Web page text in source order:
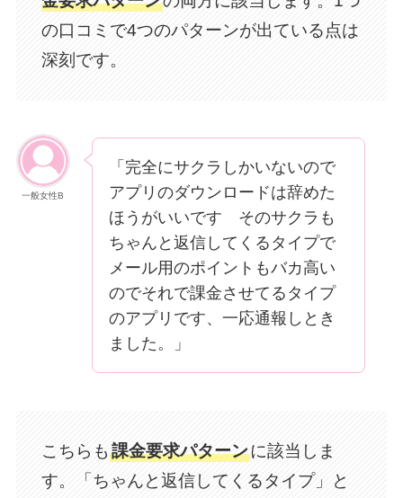
の口コミで4つのパターンが出ている点は
深刻です。
一般女性B
「完全にサクラしかいないので
アプリのダウンロードは辞めた
ほうがいいです そのサクラも
ちゃんと返信してくるタイプで
メール用のポイントもバカ高い
のでそれで課金させてるタイプ
のアプリです、一応通報しとき
ました。」
こちらも課金要求パターンに該当しま
す。「ちゃんと返信してくるタイプ」と